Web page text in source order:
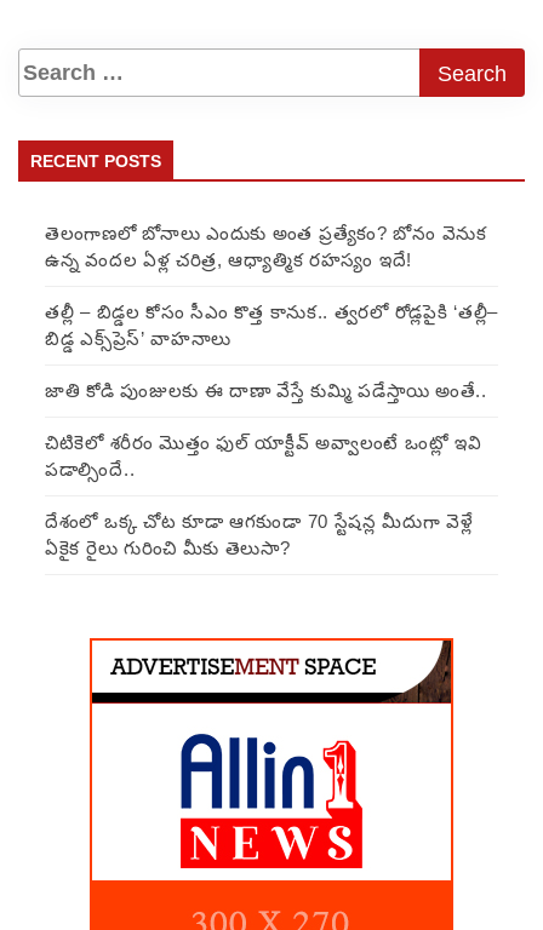
RECENT POSTS
తెలంగాణలో బోనాలు ఎందుకు అంత ప్రత్యేకం? బోనం వెనుక
ఉన్న వందల ఏళ్ల చరిత్ర, ఆధ్యాత్మిక రహస్యం ఇదే!
తల్లీ – బిడ్డల కోసం సీఎం కొత్త కానుక.. త్వరలో రోడ్లపైకి ‘తల్లీ–
బిడ్డ ఎక్స్‌ప్రెస్’ వాహనాలు
జాతి కోడి పుంజులకు ఈ దాణా వేస్తే కుమ్మి పడేస్తాయి అంతే..
చిటికెలో శరీరం మొత్తం ఫుల్ యాక్టీవ్ అవ్వాలంటే ఒంట్లో ఇవి
పడాల్సిందే..
దేశంలో ఒక్క చోట కూడా ఆగకుండా 70 స్టేషన్ల మీదుగా వెళ్లే
ఏకైక రైలు గురించి మీకు తెలుసా?